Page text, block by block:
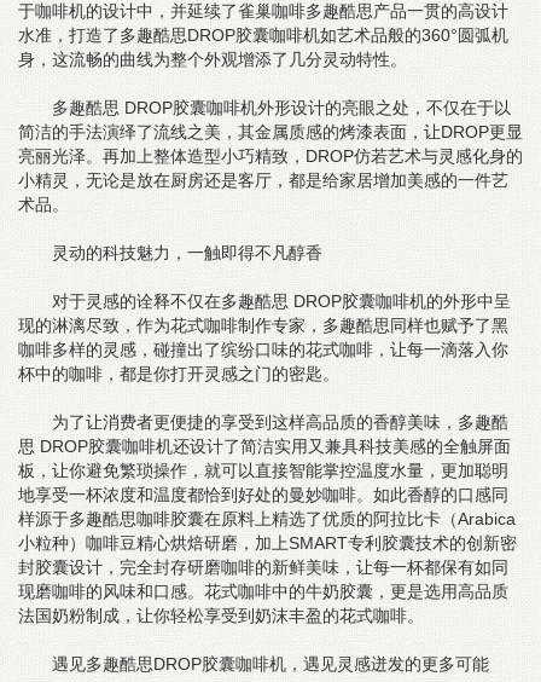
于咖啡机的设计中，并延续了雀巢咖啡多趣酷思产品一贯的高设计
水准，打造了多趣酷思DROP胶囊咖啡机如艺术品般的360°圆弧机
身，这流畅的曲线为整个外观增添了几分灵动特性。
多趣酷思 DROP胶囊咖啡机外形设计的亮眼之处，不仅在于以
简洁的手法演绎了流线之美，其金属质感的烤漆表面，让DROP更显
亮丽光泽。再加上整体造型小巧精致，DROP仿若艺术与灵感化身的
小精灵，无论是放在厨房还是客厅，都是给家居增加美感的一件艺
术品。
灵动的科技魅力，一触即得不凡醇香
对于灵感的诠释不仅在多趣酷思 DROP胶囊咖啡机的外形中呈
现的淋漓尽致，作为花式咖啡制作专家，多趣酷思同样也赋予了黑
咖啡多样的灵感，碰撞出了缤纷口味的花式咖啡，让每一滴落入你
杯中的咖啡，都是你打开灵感之门的密匙。
为了让消费者更便捷的享受到这样高品质的香醇美味，多趣酷
思 DROP胶囊咖啡机还设计了简洁实用又兼具科技美感的全触屏面
板，让你避免繁琐操作，就可以直接智能掌控温度水量，更加聪明
地享受一杯浓度和温度都恰到好处的曼妙咖啡。如此香醇的口感同
样源于多趣酷思咖啡胶囊在原料上精选了优质的阿拉比卡（Arabica
小粒种）咖啡豆精心烘焙研磨，加上SMART专利胶囊技术的创新密
封胶囊设计，完全封存研磨咖啡的新鲜美味，让每一杯都保有如同
现磨咖啡的风味和口感。花式咖啡中的牛奶胶囊，更是选用高品质
法国奶粉制成，让你轻松享受到奶沫丰盈的花式咖啡。
遇见多趣酷思DROP胶囊咖啡机，遇见灵感迸发的更多可能